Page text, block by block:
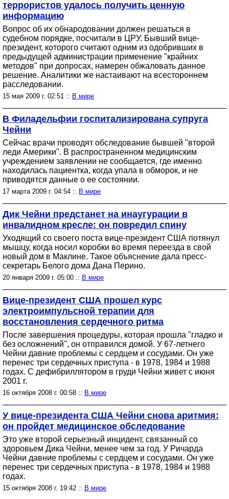
террористов удалось получить ценную
информацию
Вопрос об их обнародовании должен решаться в
судебном порядке, посчитали в ЦРУ. Бывший вице-
президент, которого считают одним из одобривших в
предыдущей администрации применение "крайних
методов" при допросах, намерен обжаловать данное
решение. Аналитики же настаивают на всестороннем
расследовании.
15 мая 2009 г. 02:51 :: В мире
В Филадельфии госпитализирована супруга
Чейни
Сейчас врачи проводят обследование бывшей "второй
леди Америки". В распространенном медицинским
учреждением заявлении не сообщается, где именно
находилась пациентка, когда упала в обморок, и не
приводятся данные о ее состоянии.
17 марта 2009 г. 04:54 :: В мире
Дик Чейни предстанет на инаугурации в
инвалидном кресле: он повредил спину
Уходящий со своего поста вице-президент США потянул
мышцу, когда носил коробки во время переезда в свой
новый дом в Маклине. Такое объяснение дала пресс-
секретарь Белого дома Дана Перино.
20 января 2009 г. 05:00 :: В мире
Вице-президент США прошел курс
электроимпульсной терапии для
восстановления сердечного ритма
После завершения процедуры, которая прошла "гладко и
без осложнений", он отправился домой. У 67-летнего
Чейни давние проблемы с сердцем и сосудами. Он уже
перенес три сердечных приступа - в 1978, 1984 и 1988
годах. С дефибриллятором в груди Чейни живет с июня
2001 г.
16 октября 2008 г. 00:58 :: В мире
У вице-президента США Чейни снова аритмия:
он пройдет медицинское обследование
Это уже второй серьезный инцидент, связанный со
здоровьем Дика Чейни, менее чем за год. У Ричарда
Чейни давние проблемы с сердцем и сосудами. Он уже
перенес три сердечных приступа - в 1978, 1984 и 1988
годах.
15 октября 2008 г. 19:42 :: В мире